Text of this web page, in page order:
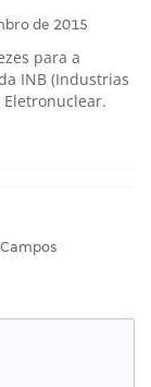
de 2015
para a
INB (Industrias
Campos